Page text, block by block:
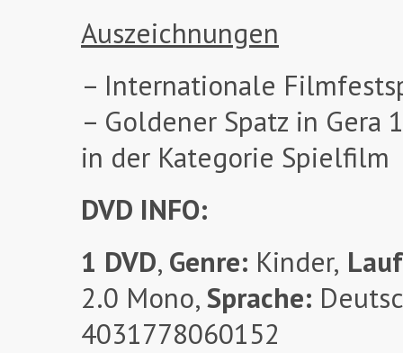
Auszeichnungen
– Internationale
– Goldener Spatz in Gera
in der Kategorie Spielfilm
DVD INFO:
1 DVD, Genre: Kinder,
2.0 Mono,Sprache:
4031778060152